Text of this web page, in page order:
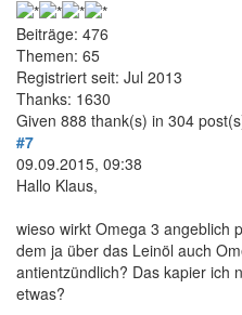
Beiträge: 476
Themen: 65
Registriert seit: Jul 2013
Thanks: 1630
Given 888 thank(s) in 304
#7
09.09.2015, 09:38
Hallo Klaus,
wieso wirkt Omega 3 angeblich
dem ja über das Leinöl auch
antientzündlich? Das kapier ich
etwas?